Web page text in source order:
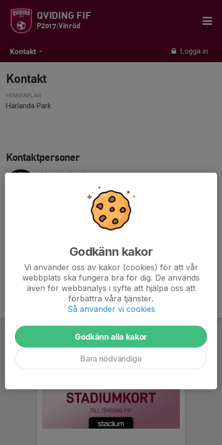
Kontakt Logga in
QVIDING FIF
P2017:Vinröd
Kontakt
HEMMAPLAN
Härlanda Park
Kontaktpersoner
Mattias Sandsten
sandsten_mattias@hotmail.com
070-290 69 83Godkänn kakor
Vi använder oss av kakor (cookies) för att vår
webbplats ska fungera bra för dig. De används
även för webbanalys i syfte att hjälpa oss att
förbättra våra tjänster.
Så använder vi cookies
Godkänn alla kakor
Bara nödvändiga